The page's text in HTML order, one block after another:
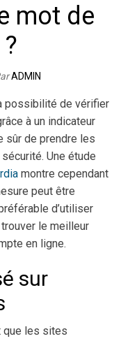
mot de
ADMIN
possibilité de vérifier
à un indicateur
sûr de prendre les
Une étude
montre cependant
peut être
d’utiliser
le meilleur
en ligne.
sur
que les sites